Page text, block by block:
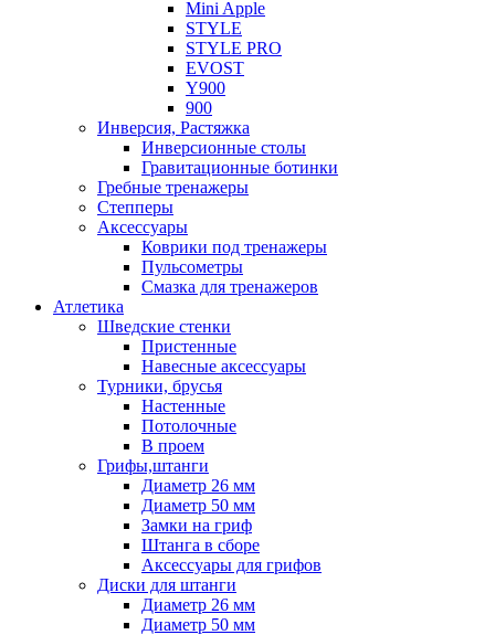
Mini Apple
STYLE
STYLE PRO
EVOST
Y900
900
Инверсия, Растяжка
Инверсионные столы
Гравитационные ботинки
Гребные тренажеры
Степперы
Аксессуары
Коврики под тренажеры
Пульсометры
Смазка для тренажеров
Атлетика
Шведские стенки
Пристенные
Навесные аксессуары
Турники, брусья
Настенные
Потолочные
В проем
Грифы,штанги
Диаметр 26 мм
Диаметр 50 мм
Замки на гриф
Штанга в сборе
Аксессуары для грифов
Диски для штанги
Диаметр 26 мм
Диаметр 50 мм